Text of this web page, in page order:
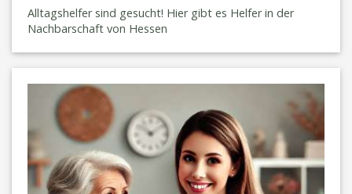
Alltagshelfer sind gesucht! Hier gibt es Helfer in der
Nachbarschaft von Hessen